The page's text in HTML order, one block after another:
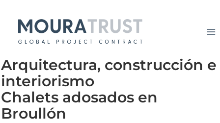
contenido
Arquitectura, construcción e
interiorismo
Chalets adosados en
Broullón